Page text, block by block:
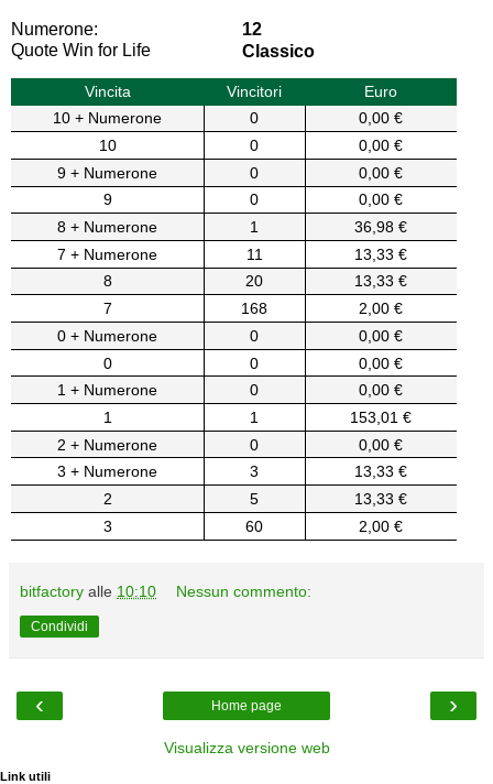
Numerone:
12
Quote Win for Life
Classico
Vincita Vincitori
Euro
10 + Numerone
0
0,00 €
10
0
0,00 €
9 + Numerone
0
0,00 €
9
0
0,00 €
8 + Numerone
1
36,98 €
7 + Numerone
11
13,33 €
8
20
13,33 €
7
168
2,00 €
0 + Numerone
0
0,00 €
0
0
0,00 €
1 + Numerone
0
0,00 €
1
1
153,01 €
2 + Numerone
0
0,00 €
3 + Numerone
3
13,33 €
2
5
13,33 €
3
60 2,00 €
bitfactory alle 10:10 Nessun commento:
Condividi
‹ ›
Home page
Visualizza versione web
Link utili